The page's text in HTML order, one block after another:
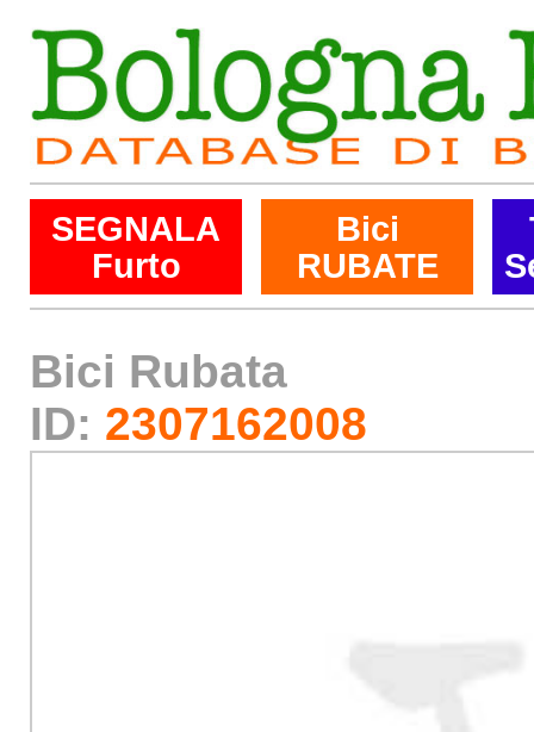
SEGNALA
Furto
Bici
RUBATE
Bici Rubata
ID: 2307162008